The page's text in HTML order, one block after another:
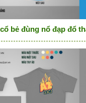
bẻ đùng nổ đạp đổ